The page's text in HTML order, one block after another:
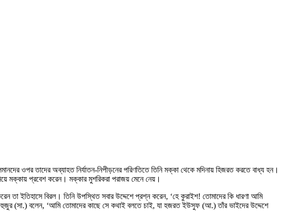
ওপর তাদের অব্যাহত নির্যাতন-নিপীড়নের পরিণতিতে তিনি মক্কা থেকে মদিনায় হিজরত করতে বাধ্য হন।
মক্কায় প্রবেশ করেন। মক্কার মুশরিকরা পরাজয় মেনে নেয়।
তা ইতিহাসে বিরল। তিনি উপস্থিত সবার উদ্দেশে প্রশ্ন করেন, ‘হে কুরাইশ! তোমাদের কি ধারণা আমি
(সা.) বলেন, ‘আমি তোমাদের কাছে সে কথাই বলতে চাই, যা হজরত ইউসুফ (আ.) তাঁর ভাইদের উদ্দেশে